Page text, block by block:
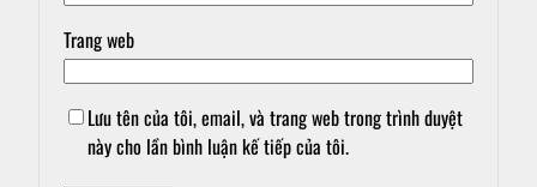
Trang web
Lưu tên của tôi, email, và trang web trong trình duyệt
này cho lần bình luận kế tiếp của tôi.